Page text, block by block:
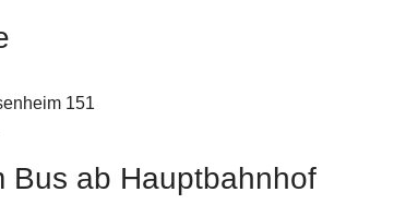
151
Bus ab Hauptbahnhof